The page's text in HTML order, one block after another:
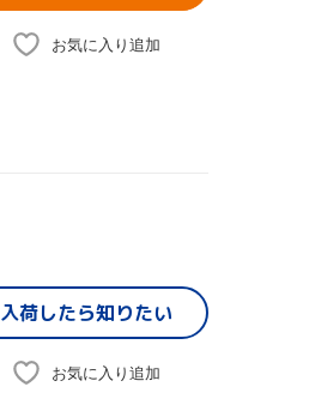
お気に入り追加
入荷したら知りたい
お気に入り追加